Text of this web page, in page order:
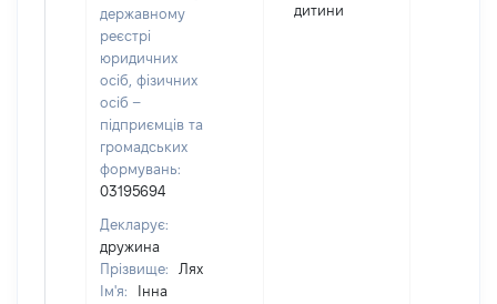
державному
реєстрі
юридичних
осіб, фізичних
осіб –
підприємців та
громадських
формувань:
03195694
Декларує:
дружина
Прізвище:
Лях
Ім'я:
Інна
дитини